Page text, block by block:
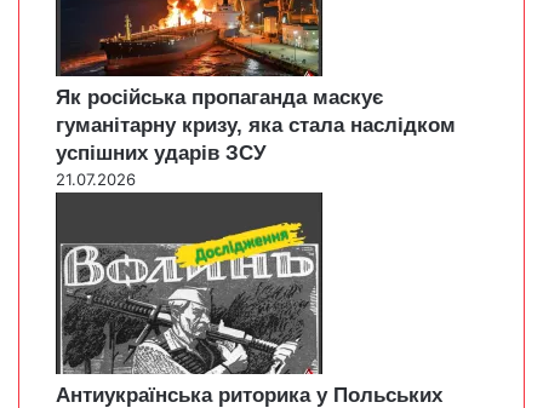
Як російська пропаганда маскує
гуманітарну кризу, яка стала наслідком
успішних ударів ЗСУ
21.07.2026
Антиукраїнська риторика у Польських